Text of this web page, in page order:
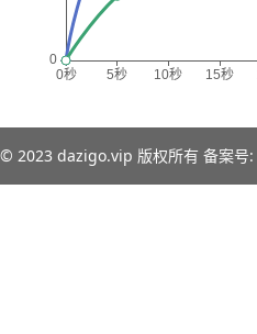
© 2023 dazigo.vip 版权所有 备案号: